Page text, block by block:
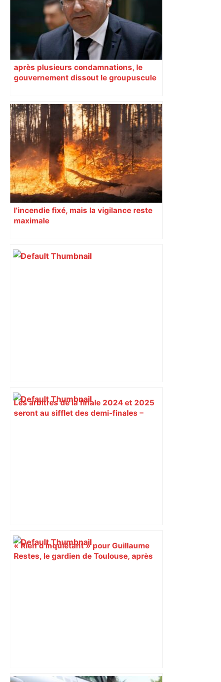
après plusieurs condamnations, le
gouvernement dissout le groupuscule
l’incendie fixé, mais la vigilance reste
maximale
Les arbitres de la finale 2024 et 2025
seront au sifflet des demi-finales –
« Rien d'inquiétant » pour Guillaume
Restes, le gardien de Toulouse, après